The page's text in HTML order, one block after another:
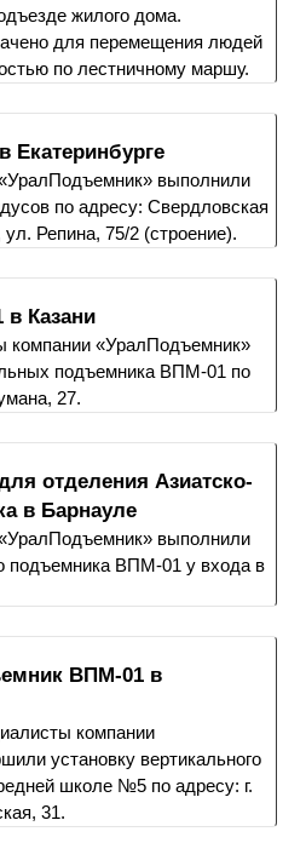
жилого дома.
для перемещения людей
по лестничному маршу.
выполнили
по адресу: Свердловская
ул. Репина, 75/2 (строение).
Казани
компании «УралПодъемник»
подъемника ВПМ-01 по
27.
отделения Азиатско-
в Барнауле
выполнили
подъемника ВПМ-01 у входа в
ВПМ-01 в
компании
установку вертикального
школе №5 по адресу: г.
31.